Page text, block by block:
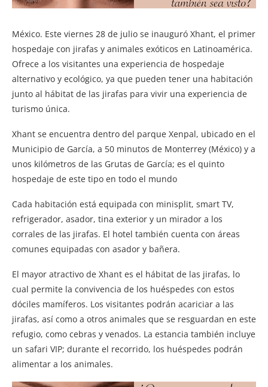
México. Este viernes 28 de julio se inauguró Xhant, el primer
hospedaje con jirafas y animales exóticos en Latinoamérica.
Ofrece a los visitantes una experiencia de hospedaje
alternativo y ecológico, ya que pueden tener una habitación
junto al hábitat de las jirafas para vivir una experiencia de
turismo única.
Xhant se encuentra dentro del parque Xenpal, ubicado en el
Municipio de García, a 50 minutos de Monterrey (México) y a
unos kilómetros de las Grutas de García; es el quinto
hospedaje de este tipo en todo el mundo
Cada habitación está equipada con minisplit, smart TV,
refrigerador, asador, tina exterior y un mirador a los
corrales de las jirafas. El hotel también cuenta con áreas
comunes equipadas con asador y bañera.
El mayor atractivo de Xhant es el hábitat de las jirafas, lo
cual permite la convivencia de los huéspedes con estos
dóciles mamíferos. Los visitantes podrán acariciar a las
jirafas, así como a otros animales que se resguardan en este
refugio, como cebras y venados. La estancia también incluye
un safari VIP; durante el recorrido, los huéspedes podrán
alimentar a los animales.